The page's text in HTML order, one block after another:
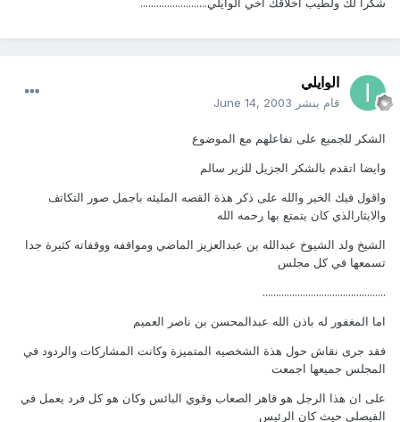
شكرآ لك ولطيب اخلاقك اخي الوايلي.........................
الوايلي
قام بنشر June 14, 2003
الشكر للجميع على تفاعلهم مع الموضوع
وايضا اتقدم بالشكر الجزيل للزير سالم
واقول فيك الخير والله على ذكر هذة القصه المليئه باجمل صور التكاتف
والايثارالذي كان يتمتع بها رحمه الله
الشيخ ولد الشيوخ عبدالله بن عبدالعزيز الماضي ومواقفه ووقفاته كثيرة جدا
تسمعها في كل مجلس
..............................................
اما المغفور له باذن الله عبدالمحسن بن ناصر العميم
فقد جرى نقاش حول هذة الشخصيه المتميزة وكانت المشاركات والردود في
المجلس جميعها اجمعت
على ان هذا الرجل هو قاهر الصعاب وقوي البائس وكان هو كل فرد يعمل في
الفيصلي حيث كان الرئيس